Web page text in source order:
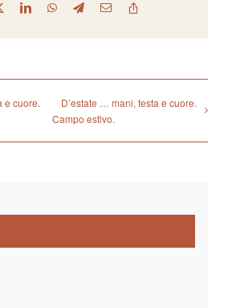
LinkedInWhatsAppTelegramEmail
e cuore.
D’estate … mani, testa e cuore.
Campo estivo.